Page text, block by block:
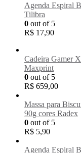
Agenda Espiral
Tilibra
0 out of 5
R$ 17,90
Cadeira Gamer
Maxprint
0 out of 5
R$ 659,00
Massa para
90g cores Radex
0 out of 5
R$ 5,90
Agenda Espiral